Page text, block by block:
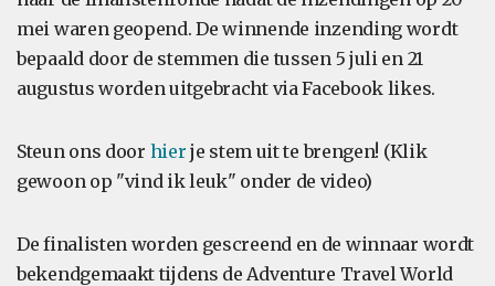
mei waren geopend. De winnende inzending wordt
bepaald door de stemmen die tussen 5 juli en 21
augustus worden uitgebracht via Facebook likes.
Steun ons door hier je stem uit te brengen! (Klik
gewoon op "vind ik leuk" onder de video)
De finalisten worden gescreend en de winnaar wordt
bekendgemaakt tijdens de Adventure Travel World